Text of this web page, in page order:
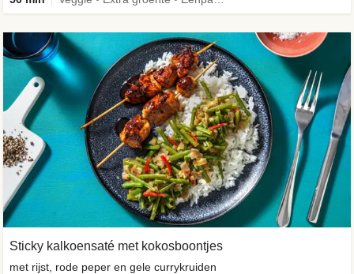
Sticky kalkoensaté met kokosboontjes
met rijst, rode peper en gele currykruiden